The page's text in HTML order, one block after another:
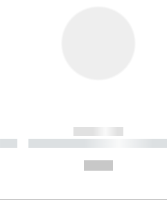
------------
----------- ----------- ----------